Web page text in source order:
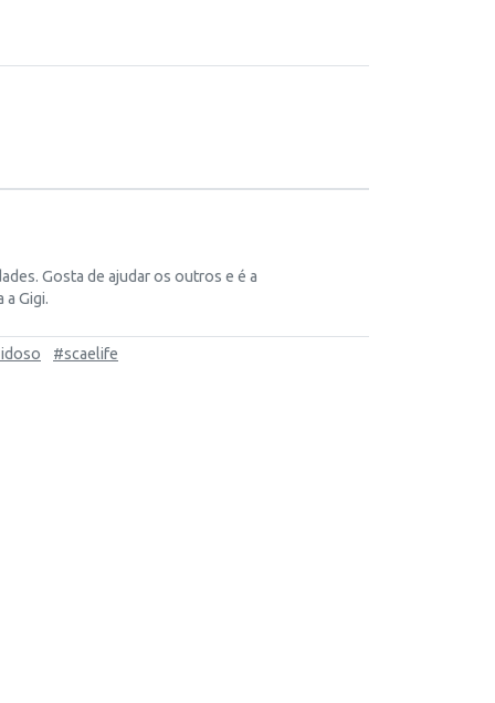
Gosta de ajudar os outros e é a
a Gigi.
#scaelife